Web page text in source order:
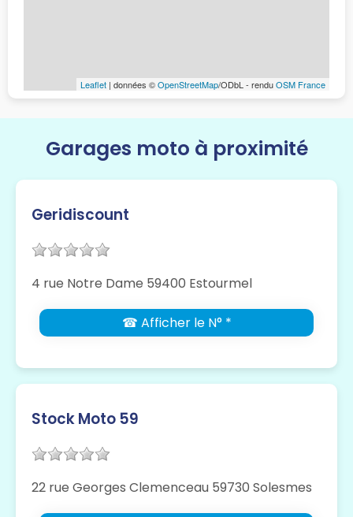
Leaflet | données ©OpenStreetMap/ODbL - renduOSM France
Garages moto à proximité
Geridiscount
4 rue Notre Dame 59400 Estourmel
☎ Afficher le N° *
Stock Moto 59
22 rue Georges Clemenceau 59730 Solesmes